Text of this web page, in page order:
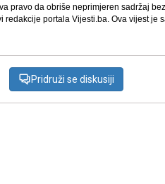
pravo da obriše neprimjeren sadržaj
redakcije portala Vijesti.ba. Ova vijest je
Pridruži se diskusiji